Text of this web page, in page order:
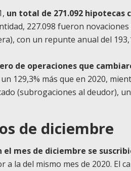
un total de 271.092 hipotecas
227.098 fueron
con un repunte anual del
de operaciones que
un 129,3% más que en 2020,
(subrogaciones al deudor), un
de diciembre
el mes de diciembre se
a la del mismo mes de 2020. El